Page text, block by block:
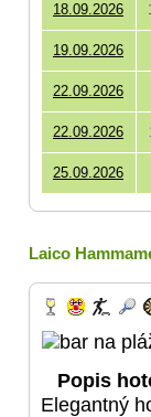
18.09.2026
19.09.2026
22.09.2026
22.09.2026
25.09.2026
Laico
Popis
Elegantný